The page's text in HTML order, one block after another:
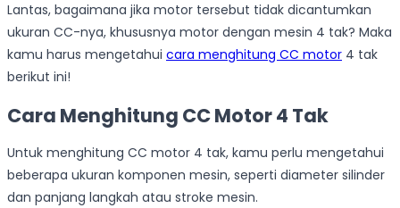
Lantas, bagaimana jika motor tersebut tidak dicantumkan
ukuran CC-nya, khususnya motor dengan mesin 4 tak? Maka
kamu harus mengetahui cara menghitung CC motor 4 tak
berikut ini!
Cara Menghitung CC Motor 4 Tak
Untuk menghitung CC motor 4 tak, kamu perlu mengetahui
beberapa ukuran komponen mesin, seperti diameter silinder
dan panjang langkah atau stroke mesin.